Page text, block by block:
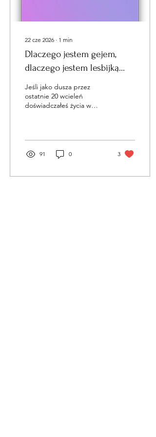
22 cze 2026 ∙ 1 min
Dlaczego jestem gejem,
dlaczego jestem lesbijką...
Jeśli jako dusza przez
ostatnie 20 wcieleń
doświadczałeś życia w
mężczyzną to masz w duszy
wspomnienia o tym że
zawsze kochałeś mężczyzn i
91 0 3